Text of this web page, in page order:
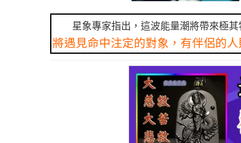
星象專家指出，這波能量潮將帶來極
將遇見命中注定的對象，有伴侶的